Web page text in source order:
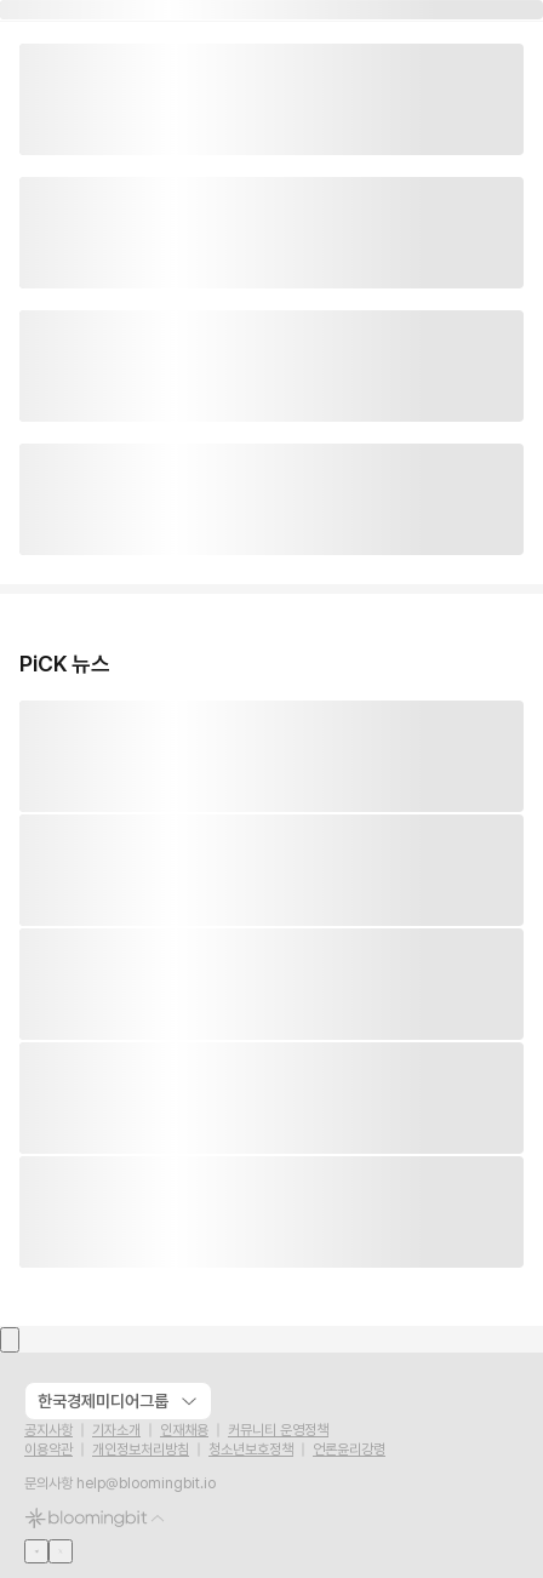
PiCK 뉴스
한국경제미디어그룹
공지사항 기자소개 인재채용
커뮤니티 운영정책
이용약관
개인정보처리방침 청소년보호정책
언론윤리강령
문의사항 help@bloomingbit.io